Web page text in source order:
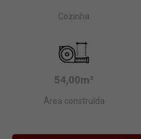
Cozinha
54,00m²
Área construída